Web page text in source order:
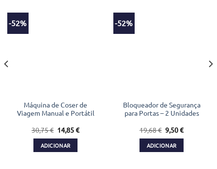
-52%
Máquina de Coser de
Viagem Manual e Portátil
30,75€ O
preço
original
era:
30,75 €.
14,85€O
preço
ADICIONAR
-52%
Bloqueador de Segurança
para Portas – 2 Unidades
19,68€ O
preço
original
era:
19,68 €.
9,50€O
preço
9,50 €.
ADICIONAR